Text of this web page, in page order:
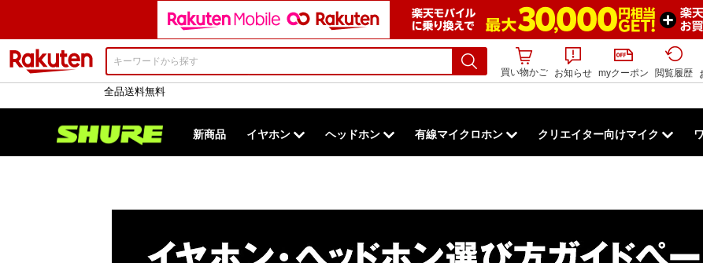
買い物かご
お知らせ myクーポン 閲覧履歴
全品送料無料
新商品 イヤホン ヘッドホン 有線マイクロホン クリエイター向けマイク